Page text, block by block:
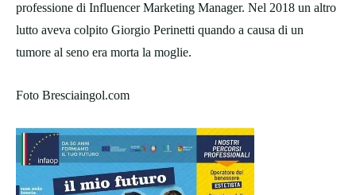
professione di Influencer Marketing Manager. Nel 2018 un altro
lutto aveva colpito Giorgio Perinetti quando a causa di un
tumore al seno era morta la moglie.
Foto Bresciaingol.com